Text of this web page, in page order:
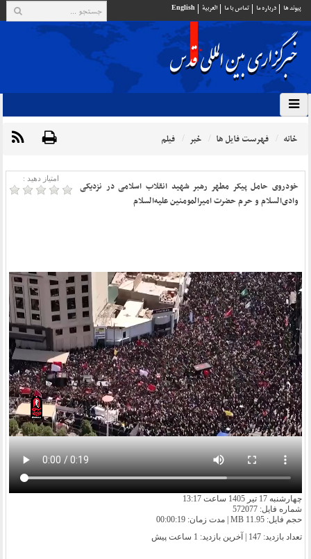
پيوند ها درباره ما تماس با ما العربية English
خانه فهرست فایل ها خبر فیلم
امتیاز دهید :
خودروی حامل پیکر مطهر رهبر شهید انقلاب اسلامی در نزدیکی
وادی‌السلام و حرم حضرت امیرالمومنین علیه‌السلام
چهارشنبه 17 تیر 1405 ساعت 13:17
شماره فایل: 572077
حجم فایل: 11.95 MB | مدت زمان: 00:00:19
تعداد بازدید: 147 | آخرین بازدید:
1 ساعت پیش